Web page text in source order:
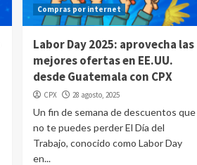
Compras por internet
Labor Day 2025: aprovecha las
mejores ofertas en EE.UU.
desde Guatemala con CPX
CPX 28 agosto, 2025
Un fin de semana de descuentos que
no te puedes perder El Día del
Trabajo, conocido como Labor Day
en...